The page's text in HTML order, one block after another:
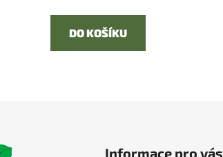
DO KOŠÍKU
Informace pro vás